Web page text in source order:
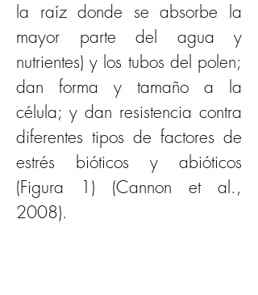
la raíz donde se absorbe la
mayor parte del agua y
nutrientes) y los tubos del polen;
dan forma y tamaño a la
célula; y dan resistencia contra
diferentes tipos de factores de
estrés bióticos y abióticos
(Figura 1) (Cannon et al.,
2008).